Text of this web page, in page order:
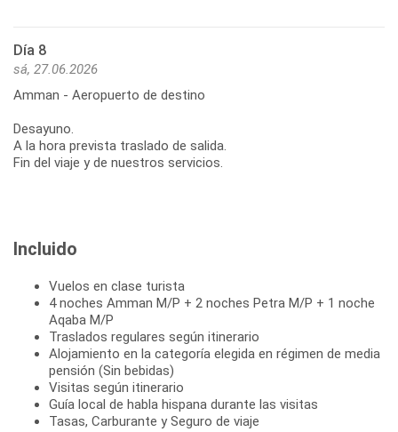
Día 8
sá, 27.06.2026
Amman - Aeropuerto de destino
Desayuno.
A la hora prevista traslado de salida.
Fin del viaje y de nuestros servicios.
Incluido
Vuelos en clase turista
4 noches Amman M/P + 2 noches Petra M/P + 1 noche
Aqaba M/P
Traslados regulares según itinerario
Alojamiento en la categoría elegida en régimen de media
pensión (Sin bebidas)
Visitas según itinerario
Guía local de habla hispana durante las visitas
Tasas, Carburante y Seguro de viaje